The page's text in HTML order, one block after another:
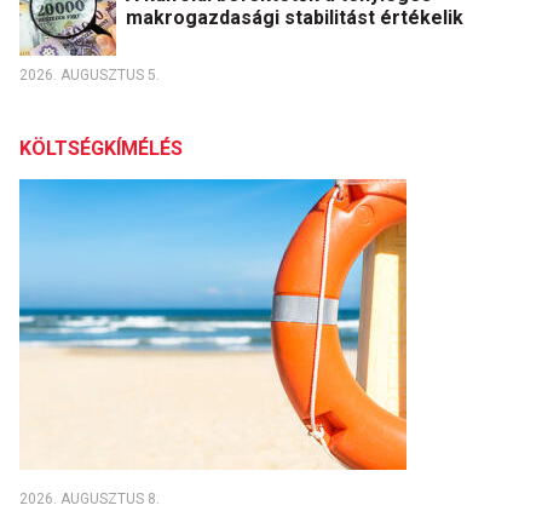
makrogazdasági stabilitást értékelik
2026. AUGUSZTUS 5.
KÖLTSÉGKÍMÉLÉS
2026. AUGUSZTUS 8.